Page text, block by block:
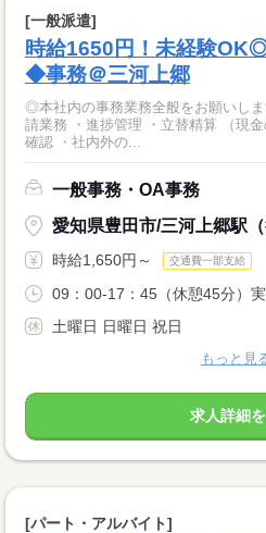
[一般派遣]
時給1650円！未経験
◆事務＠三河上郷
◎本社内の事務業務全般をお願いします ・工場書類のチェック
請業務 ・進捗管理 ・立替精算 （現
確認 ・社内外の...
一般事務・OA事務
愛知県豊田市/三河上郷駅（
時給1,650円～ 交通費一部支給
09：00-17：45（休憩45分）実
土曜日 日曜日 祝日
もっと見
求人詳細
[パート・アルバイト]